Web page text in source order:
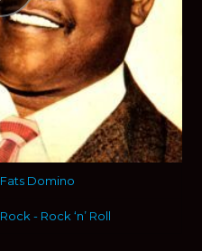
Fats Domino
Rock - Rock ‘n’ Roll